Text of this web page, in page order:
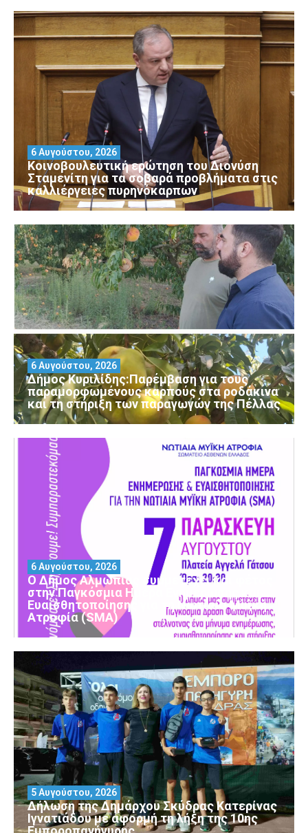
Κοινοβουλευτική ερώτηση του Διονύση
Σταμενίτη για τα σοβαρά προβλήματα στις
καλλιέργειες πυρηνόκαρπων
6 Αυγούστου, 2026
Δήμος Κυριλίδης:Παρέμβαση για τους
παραμορφωμένους καρπούς στα ροδάκινα
και τη στήριξη των παραγωγών της Πέλλας
6 Αυγούστου, 2026
Ο Δήμος Αλμωπίας συμμετέχει και φέτος
στην Παγκόσμια Ημέρα Ενημέρωσης και
Ευαισθητοποίησης για τη Νωτιαία Μυϊκή
Ατροφία (SMA)
6 Αυγούστου, 2026
Δήλωση της Δημάρχου Σκύδρας Κατερίνας
Ιγνατιάδου με αφορμή τη λήξη της 10ης
5 Αυγούστου, 2026